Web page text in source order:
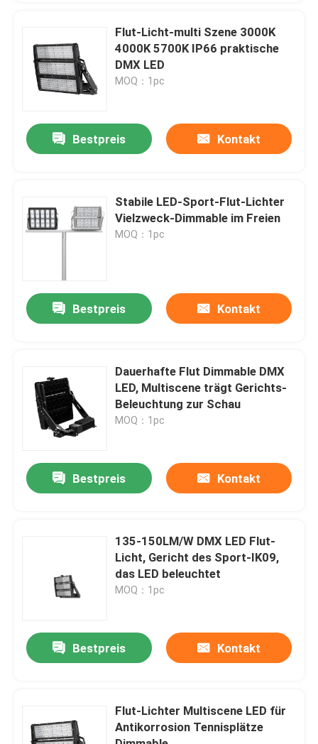
Produkte
Videos
ÜBER US
Qualitätskontrolle
Fordern Sie ein Zitat
LED-Sport-Gerichts-Lichter
Flut-Licht LED im Freien
Flut-Licht-multi Szene 3000K
4000K 5700K IP66 praktische
DMX LED
MOQ：1pc
Bestpreis Kontakt
Stabile LED-Sport-Flut-Lichter
Vielzweck-Dimmable im Freien
MOQ：1pc
Bestpreis Kontakt
Dauerhafte Flut Dimmable DMX
LED, Multiscene trägt Gerichts-
Beleuchtung zur Schau
MOQ：1pc
Bestpreis Kontakt
135-150LM/W DMX LED Flut-
Licht, Gericht des Sport-IK09,
das LED beleuchtet
MOQ：1pc
Bestpreis Kontakt
Flut-Lichter Multiscene LED für
Antikorrosion Tennisplätze